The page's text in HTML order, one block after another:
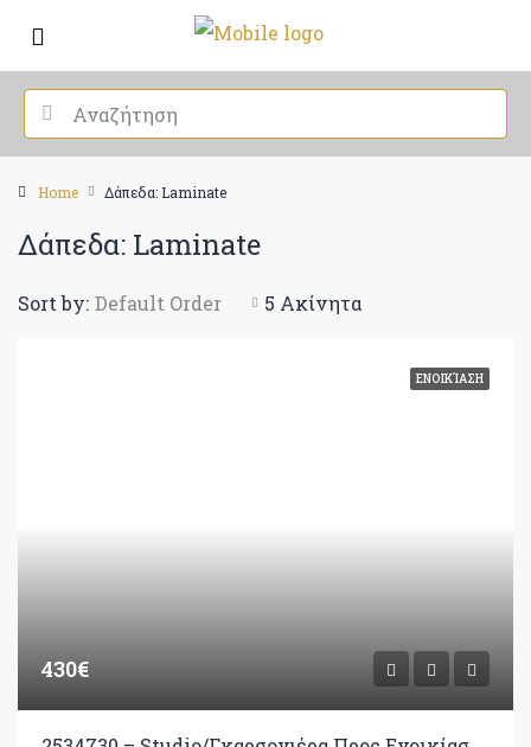
Home Δάπεδα: Laminate
Δάπεδα: Laminate
5 Ακίνητα
Sort by: Default Order
ΕΝΟΙΚΊΑΣΗ
430€